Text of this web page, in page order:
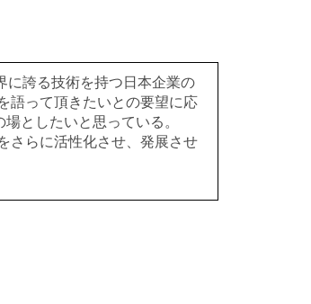
に誇る技術を持つ日本企業の
語って頂きたいとの要望に応
としたいと思っている。
さらに活性化させ、発展させ